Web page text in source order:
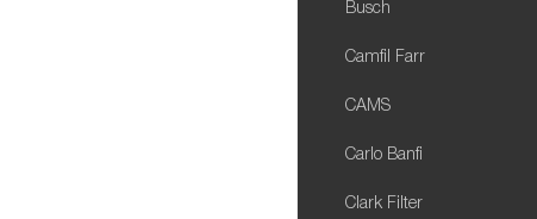
Busch
Camfil Farr
CAMS
Carlo Banfi
Clark Filter